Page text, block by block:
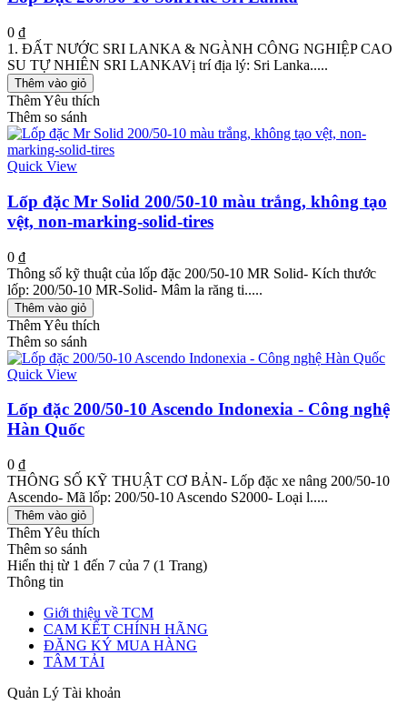
0 ₫
1. ĐẤT NƯỚC SRI LANKA & NGÀNH CÔNG NGHIỆP CAO
SU TỰ NHIÊN SRI LANKAVị trí địa lý: Sri Lanka.....
Thêm vào giỏ
Thêm Yêu thích
Thêm so sánh
Quick View
Lốp đặc Mr Solid 200/50-10 màu trắng, không tạo
vệt, non-marking-solid-tires
0 ₫
Thông số kỹ thuật của lốp đặc 200/50-10 MR Solid- Kích thước
lốp: 200/50-10 MR-Solid- Mâm la răng ti.....
Thêm vào giỏ
Thêm Yêu thích
Thêm so sánh
Quick View
Lốp đặc 200/50-10 Ascendo Indonexia - Công nghệ
Hàn Quốc
0 ₫
THÔNG SỐ KỸ THUẬT CƠ BẢN- Lốp đặc xe nâng 200/50-10
Ascendo- Mã lốp: 200/50-10 Ascendo S2000- Loại l.....
Thêm vào giỏ
Thêm Yêu thích
Thêm so sánh
Hiển thị từ 1 đến 7 của 7 (1 Trang)
Thông tin
Giới thiệu về TCM
CAM KẾT CHÍNH HÃNG
ĐĂNG KÝ MUA HÀNG
TÂM TẢI
Quản Lý Tài khoản